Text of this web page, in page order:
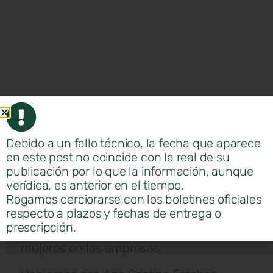
ARAME presenta las bases de sus
premios, que, como en otras ediciones
representa distintas categorías ya su vez
busca liderar la imagen y el cambio en el
mundo empresarial a través de las
mujeres en las empresas.
Debido a un fallo técnico, la fecha que aparece
en este post no coincide con la real de su
publicación por lo que la información, aunque
verídica, es anterior en el tiempo.
Rogamos cerciorarse con los boletines oficiales
respecto a plazos y fechas de entrega o
prescripción.